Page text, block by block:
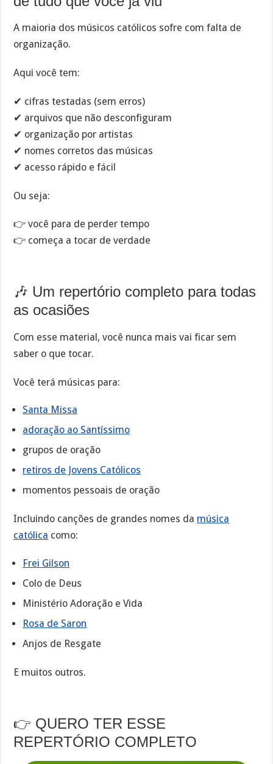
A maioria dos músicos católicos sofre com falta de
organização.
Aqui você tem:
✔ cifras testadas (sem erros)
✔ arquivos que não desconfiguram
✔ organização por artistas
✔ nomes corretos das músicas
✔ acesso rápido e fácil
Ou seja:
👉 você para de perder tempo
👉 começa a tocar de verdade
🎶 Um repertório completo para todas
as ocasiões
Com esse material, você nunca mais vai ficar sem
saber o que tocar.
Você terá músicas para:
Santa Missa
adoração ao Santíssimo
grupos de oração
retiros de Jovens Católicos
momentos pessoais de oração
Incluindo canções de grandes nomes da música
católica como:
Frei Gilson
Colo de Deus
Ministério Adoração e Vida
Rosa de Saron
Anjos de Resgate
E muitos outros.
👉 QUERO TER ESSE
REPERTÓRIO COMPLETO